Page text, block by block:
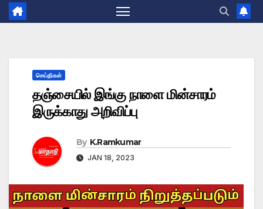
செய்திகள்
தஞ்சையில் இங்கு நாளை மின்சாரம்
இருக்காது அறிவிப்பு
By K.Ramkumar
JAN 18, 2023